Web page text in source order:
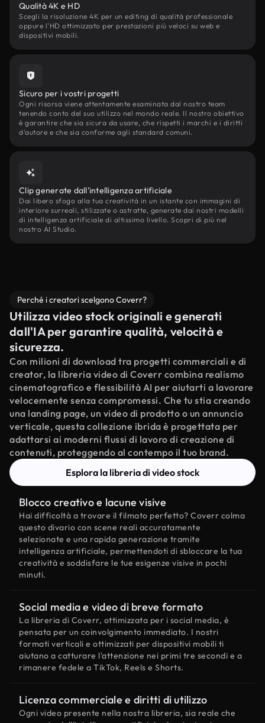
Qualità 4K e HD
Scegli la risoluzione 4K per un editing di qualità professionale
oppure l'HD ottimizzato per prestazioni più veloci su web e
dispositivi mobili.
Sicuro per i vostri progetti
Ogni risorsa viene attentamente esaminata dal nostro team
tenendo conto del suo utilizzo nel mondo reale. Il nostro obiettivo
è garantire che sia sicura da usare, che rispetti i marchi e i diritti
d'autore e che sia conforme agli standard comuni.
Clip generate dall'intelligenza artificiale
Dai libero sfogo alla tua creatività in un istante con immagini di
interiore surreali, stilizzate o astratte, generate dai nostri modelli
di intelligenza artificiale di altissimo livello. Scopri di più nel
nostro AI Studio.
Perché i creatori scelgono Coverr?
Utilizza video stock originali e generati
dall'IA per garantire qualità, velocità e
sicurezza.
Con milioni di download tra progetti commerciali e di
creator, la libreria video di Coverr combina realismo
cinematografico e flessibilità AI per aiutarti a lavorare
velocemente senza compromessi. Che tu stia creando
una landing page, un video di prodotto o un annuncio
verticale, questa collezione ibrida è progettata per
adattarsi ai moderni flussi di lavoro di creazione di
contenuti, proteggendo al contempo il tuo brand.
Esplora la libreria di video stock
Blocco creativo e lacune visive
Hai difficoltà a trovare il filmato perfetto? Coverr colma
questo divario con scene reali accuratamente
selezionate e una rapida generazione tramite
intelligenza artificiale, permettendoti di sbloccare la tua
creatività e soddisfare le tue esigenze visive in pochi
minuti.
Social media e video di breve formato
La libreria di Coverr, ottimizzata per i social media, è
pensata per un coinvolgimento immediato. I nostri
formati verticali e ottimizzati per dispositivi mobili ti
aiutano a catturare l'attenzione nei primi tre secondi e a
rimanere fedele a TikTok, Reels e Shorts.
Licenza commerciale e diritti di utilizzo
Ogni video presente nella nostra libreria, sia reale che